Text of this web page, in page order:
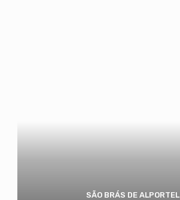
SÃO BRÁS DE ALPORTEL